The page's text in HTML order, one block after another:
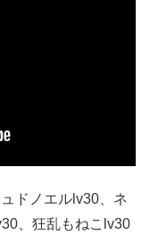
ドノエルlv30、ネ
、狂乱もねこlv30